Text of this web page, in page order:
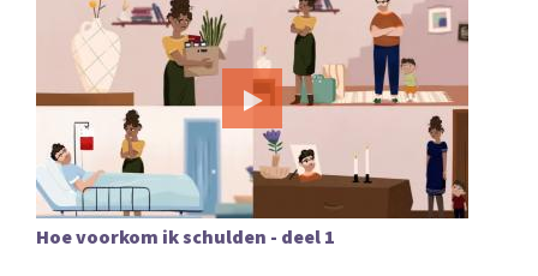
Hoe voorkom ik schulden - deel 1